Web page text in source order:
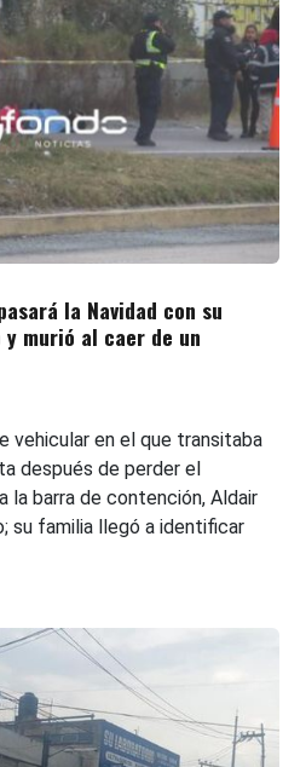
la Navidad con su
murió al caer de un
vehicular en el que transitaba
después de perder el
barra de contención, Aldair
su familia llegó a identificar